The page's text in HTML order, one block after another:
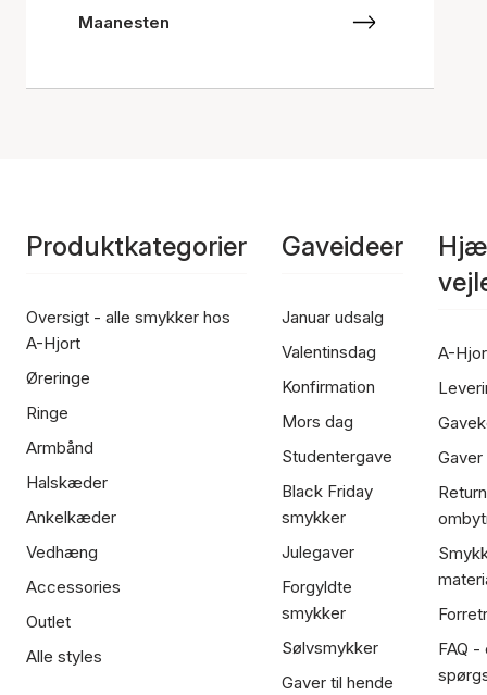
Maanesten
Produktkategorier
Oversigt - alle smykker hos
A-Hjort
Øreringe
Ringe
Armbånd
Halskæder
Ankelkæder
Vedhæng
Accessories
Outlet
Alle styles
Gaveideer
Januar udsalg
Valentinsdag
Konfirmation
Mors dag
Studentergave
Black Friday
smykker
Julegaver
Forgyldte
smykker
Sølvsmykker
Gaver til hende
A-
FAQ